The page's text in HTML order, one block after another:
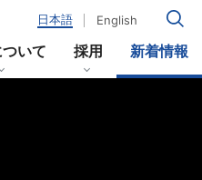
日本語 English
いて 採用 新着情報